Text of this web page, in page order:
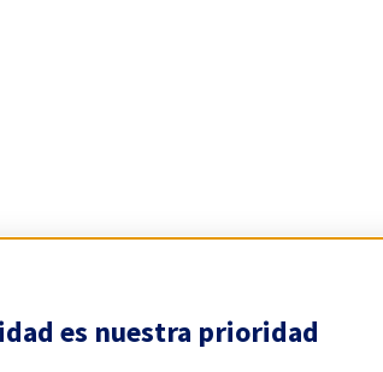
es nuestra prioridad